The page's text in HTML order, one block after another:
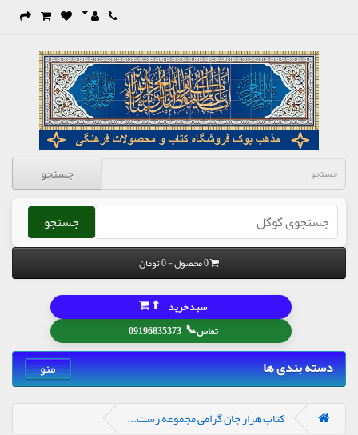
جستجو
جستجو
0 محصول - 0 تومان
تماس📞
09196835373
سبد خرید ⬆
دسته بندی ها منو
کتاب هزار جان گرامی مجموعه رست...